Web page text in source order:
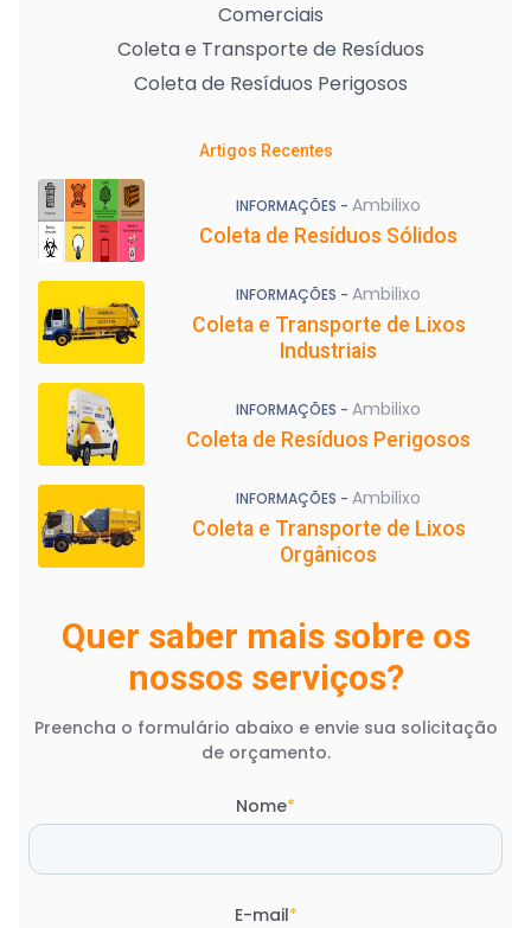
Comerciais
Coleta e Transporte de Resíduos
Coleta de Resíduos Perigosos
Artigos Recentes
INFORMAÇÕES - Ambilixo
Coleta de Resíduos Sólidos
INFORMAÇÕES - Ambilixo
Coleta e Transporte de Lixos
Industriais
INFORMAÇÕES - Ambilixo
Coleta de Resíduos Perigosos
INFORMAÇÕES - Ambilixo
Coleta e Transporte de Lixos
Orgânicos
Quer saber mais sobre os
nossos serviços?
Preencha o formulário abaixo e envie sua solicitação
de orçamento.
Nome*
E-mail*